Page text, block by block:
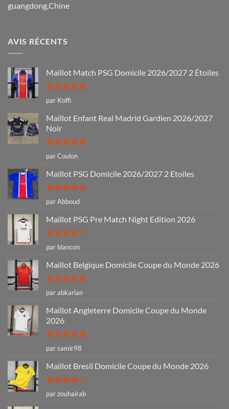
guangdong,Chine
AVIS RÉCENTS
Maillot Match PSG Domicile 2026/2027 2 Étoiles
Note5sur
5
par Koffi
Maillot Enfant Real Madrid Gardien 2026/2027
Noir
Note5sur
5
par Coulon
Maillot PSG Domicile 2026/2027 2 Etoiles
Note5sur
5
par Abboud
Maillot PSG Pre Match Night Edition 2026
Note4
sur 5
par blancon
Maillot Belgique Domicile Coupe du Monde 2026
Note5sur
5
par abkarian
Maillot Angleterre Domicile Coupe du Monde
2026
Note5sur
5
par samir98
Maillot Bresil Domicile Coupe du Monde 2026
Note4
sur 5
par zouhairab